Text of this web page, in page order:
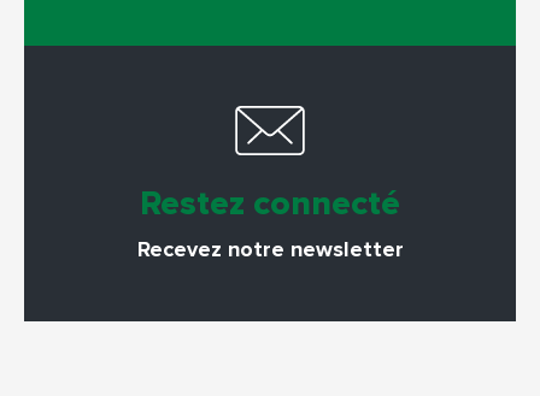
Restez connecté
Recevez notre newsletter